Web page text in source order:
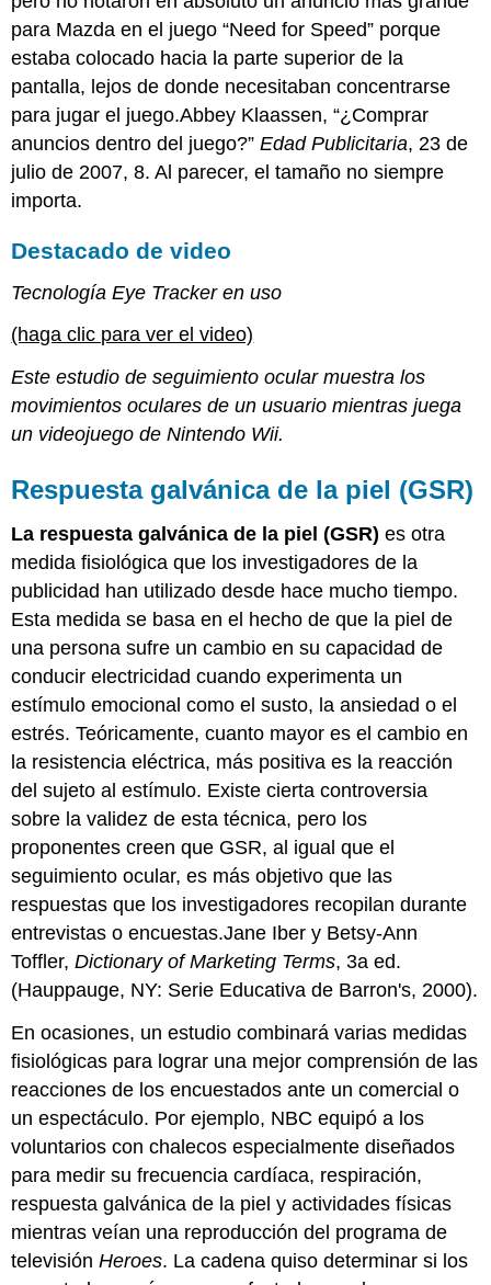
para Mazda en el juego “Need for Speed” porque
estaba colocado hacia la parte superior de la
pantalla, lejos de donde necesitaban concentrarse
para jugar el juego.Abbey Klaassen, “¿Comprar
anuncios dentro del juego?”Edad Publicitaria, 23 de
julio de 2007, 8. Al parecer, el tamaño no siempre
importa.
Destacado de video
Tecnología Eye Tracker en uso
(haga clic para ver el video)
Este estudio de seguimiento ocular muestra los
movimientos oculares de un usuario mientras juega
un videojuego de Nintendo Wii.
Respuesta galvánica de la piel (GSR)
La respuesta galvánica de la piel (GSR) es otra
medida fisiológica que los investigadores de la
publicidad han utilizado desde hace mucho tiempo.
Esta medida se basa en el hecho de que la piel de
una persona sufre un cambio en su capacidad de
conducir electricidad cuando experimenta un
estímulo emocional como el susto, la ansiedad o el
estrés. Teóricamente, cuanto mayor es el cambio en
la resistencia eléctrica, más positiva es la reacción
del sujeto al estímulo. Existe cierta controversia
sobre la validez de esta técnica, pero los
proponentes creen que GSR, al igual que el
seguimiento ocular, es más objetivo que las
respuestas que los investigadores recopilan durante
entrevistas o encuestas.Jane Iber y Betsy-Ann
Toffler,Dictionary of Marketing Terms, 3a ed.
(Hauppauge, NY: Serie Educativa de Barron's, 2000).
En ocasiones, un estudio combinará varias medidas
fisiológicas para lograr una mejor comprensión de las
reacciones de los encuestados ante un comercial o
un espectáculo. Por ejemplo, NBC equipó a los
voluntarios con chalecos especialmente diseñados
para medir su frecuencia cardíaca, respiración,
respuesta galvánica de la piel y actividades físicas
mientras veían una reproducción del programa de
televisiónHeroes. La cadena quiso determinar si los